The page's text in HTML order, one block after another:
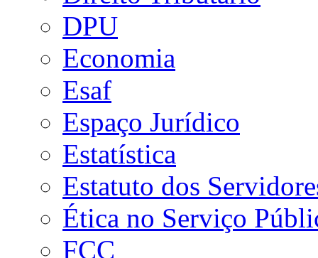
DPU
Economia
Esaf
Espaço Jurídico
Estatística
Estatuto dos
Ética no Serviço
FCC